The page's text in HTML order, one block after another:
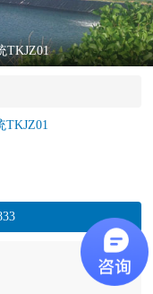
TKJZ01
TKJZ01